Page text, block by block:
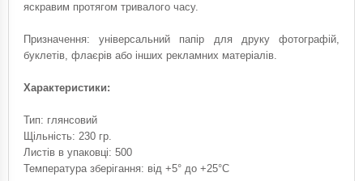
яскравим протягом тривалого часу.
Призначення: універсальний папір для друку фотографій,
буклетів, флаєрів або інших рекламних матеріалів.
Характеристики:
Тип: глянсовий
Щільність: 230 гр.
Листів в упаковці: 500
Температура зберігання: від +5° до +25°С